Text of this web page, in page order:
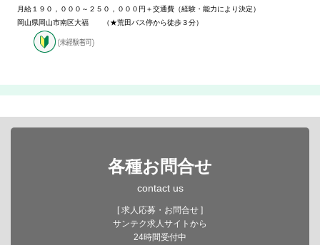
月給１９０，０００～２５０，０００円＋交通費（経験・能力により決定）
岡山県岡山市南区大福 （★荒田バス停から徒歩３分）
各種お問合せ
contact us
[ 求人応募・お問合せ ]
サンテク求人サイトから
24時間受付中